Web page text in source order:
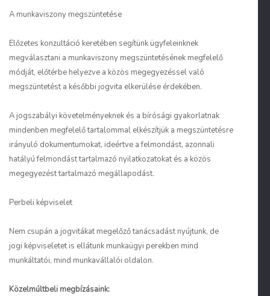
A munkaviszony megszüntetése
Előzetes konzultáció keretében segítünk ügyfeleinknek
megválasztani a munkaviszony megszüntetésének megfelelő
módját, előtérbe helyezve a közös megegyezéssel való
megszüntetést a későbbi jogvita elkerülése érdekében.
A jogszabályi követelményeknek és a bírósági gyakorlatnak
mindenben megfelelő tartalommal elkészítjük a megszüntetésre
irányuló dokumentumokat, ideértve a felmondást, azonnali
hatályú felmondást tartalmazó nyilatkozatokat és a közös
megegyezést tartalmazó megállapodást.
Perbeli képviselet
Nem csupán a jogvitákat megelőző tanácsadást nyújtunk, de
jogi képviseletet is ellátunk munkaügyi perekben mind
munkáltatói, mind munkavállalói oldalon.
Közelmúltbeli megbízásaink: